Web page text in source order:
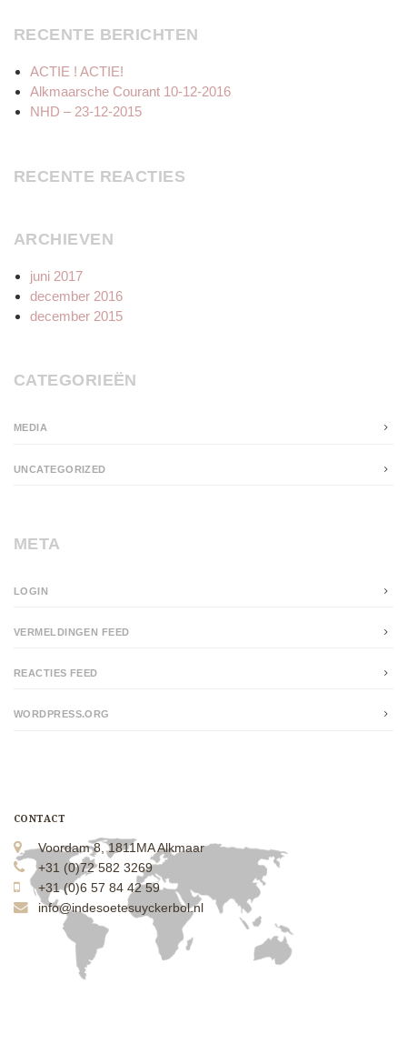
RECENTE BERICHTEN
ACTIE ! ACTIE!
Alkmaarsche Courant 10-12-2016
NHD – 23-12-2015
RECENTE REACTIES
ARCHIEVEN
juni 2017
december 2016
december 2015
CATEGORIEËN
MEDIA
UNCATEGORIZED
META
LOGIN
VERMELDINGEN FEED
REACTIES FEED
WORDPRESS.ORG
CONTACT
Voordam 8, 1811MA Alkmaar
+31 (0)72 582 3269
+31 (0)6 57 84 42 59
info@indesoetesuyckerbol.nl